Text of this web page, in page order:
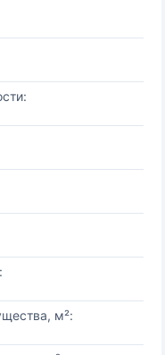
м²: